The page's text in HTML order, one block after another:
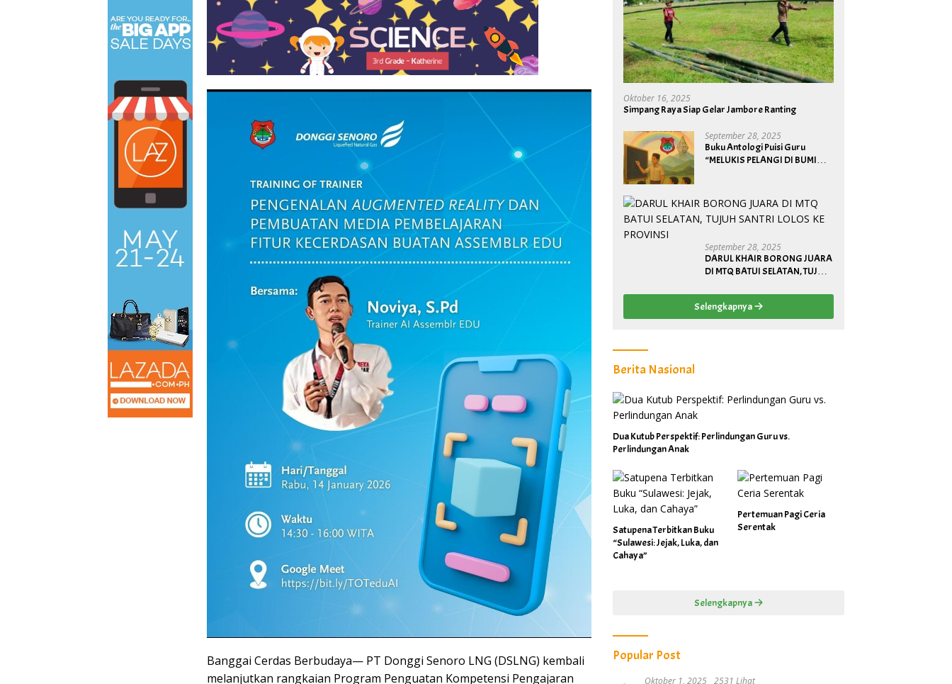
Banggai Cerdas Berbudaya— PT Donggi Senoro LNG (DSLNG) kembali
melanjutkan rangkaian Program Penguatan Kompetensi Pengajaran
Oktober 16, 2025
Simpang Raya Siap Gelar Jambore Ranting
September 28, 2025
Buku Antologi Puisi Guru
“MELUKIS PELANGI DI BUMI
September 28, 2025
DARUL KHAIR BORONG JUARA
DI MTQ BATUI SELATAN, TUJUH
Selengkapnya
Berita Nasional
Dua Kutub Perspektif: Perlindungan Guru vs.
Perlindungan Anak
Satupena Terbitkan Buku
“Sulawesi: Jejak, Luka, dan
Cahaya”
Pertemuan Pagi Ceria
Serentak
Selengkapnya
Popular Post
Oktober 1, 2025
2531 Lihat